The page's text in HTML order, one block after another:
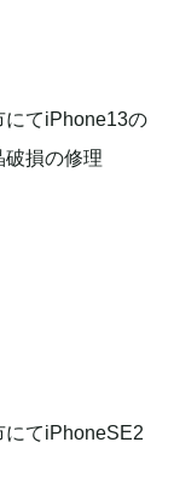
にてiPhone13の
破損の修理
にてiPhoneSE2